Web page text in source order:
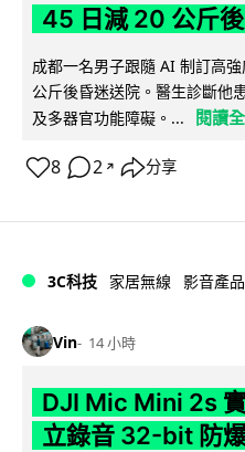
45 日減 20 公斤
成都一名男子跟隨 AI 制訂高
公斤後昏迷送院。醫生診斷他
及多器官功能障礙。...
閱讀
8 2 ↗ 分享
3C科技 家居無線 影音產品
Vin 14 小時
DJI Mic Mini 2s
立錄音 32-bit 防